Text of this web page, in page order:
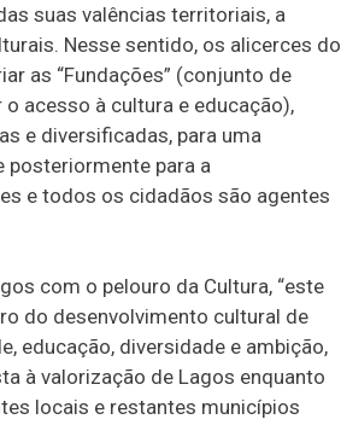
suas valências territoriais, a
Nesse sentido, os alicerces do
as “Fundações” (conjunto de
acesso à cultura e educação),
e diversificadas, para uma
para a
e todos os cidadãos são agentes
com o pelouro da Cultura, “este
do desenvolvimento cultural de
educação, diversidade e ambição,
à valorização de Lagos enquanto
locais e restantes municípios